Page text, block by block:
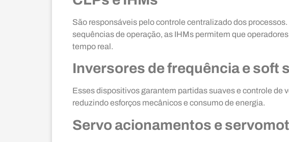
São responsáveis pelo controle centralizado dos
sequências de operação, as IHMs permitem que
tempo real.
Inversores de frequência e soft
Esses dispositivos garantem partidas suaves e controle de
reduzindo esforços mecânicos e consumo de energia.
Servo acionamentos e